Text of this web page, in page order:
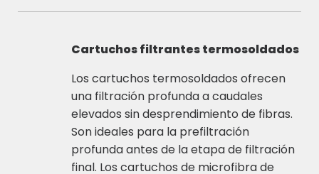
Cartuchos filtrantes termosoldados
Los cartuchos termosoldados ofrecen
una filtración profunda a caudales
elevados sin desprendimiento de fibras.
Son ideales para la prefiltración
profunda antes de la etapa de filtración
final. Los cartuchos de microfibra de